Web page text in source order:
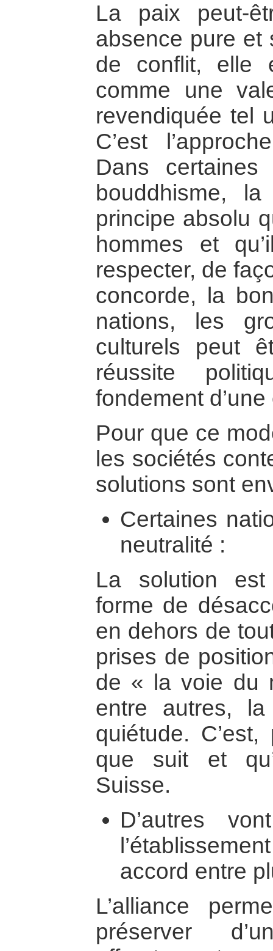
La paix peut-
absence pure et
de conflit, elle
comme une
revendiquée tel
C’est
Dans
bouddhisme,
principe absolu
hommes et
respecter, de
concorde, la
nations, les
culturels peut
réussite
fondement
Pour que ce
les sociétés
solutions sont
Certaines
neutralité :
La solution est
forme de
en dehors de
prises de
de « la voie du
entre autres,
quiétude.
que suit et
Suisse.
D’autres
accord entre
L’alliance
préserver